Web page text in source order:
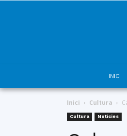
INICI
Inici Cultura
Cultura Notícies